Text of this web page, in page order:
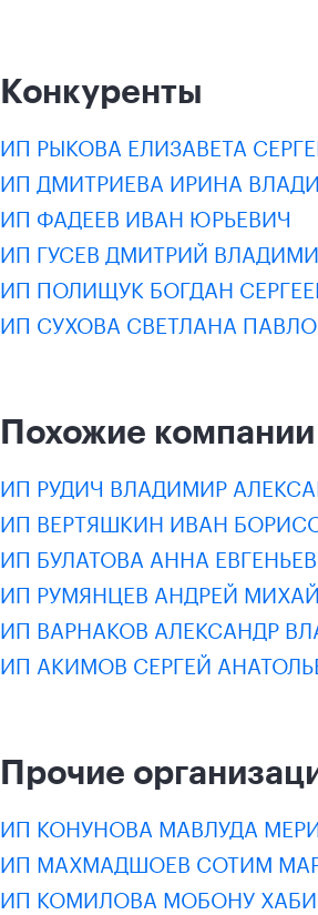
Конкуренты
ИП РЫКОВА ЕЛИЗАВЕТА
ИП ДМИТРИЕВА ИРИНА
ИП ФАДЕЕВ ИВАН ЮРЬЕВИЧ
ИП ГУСЕВ ДМИТРИЙ
ИП ПОЛИЩУК БОГДАН
ИП СУХОВА СВЕТЛАНА
Похожие компании
ИП РУДИЧ ВЛАДИМИР
ИП ВЕРТЯШКИН ИВАН
ИП БУЛАТОВА АННА
ИП РУМЯНЦЕВ АНДРЕЙ
ИП ВАРНАКОВ АЛЕКСАНДР
ИП АКИМОВ СЕРГЕЙ
Прочие
ИП КОНУНОВА МАВЛУДА
ИП МАХМАДШОЕВ СОТИМ
ИП КОМИЛОВА МОБОНУ